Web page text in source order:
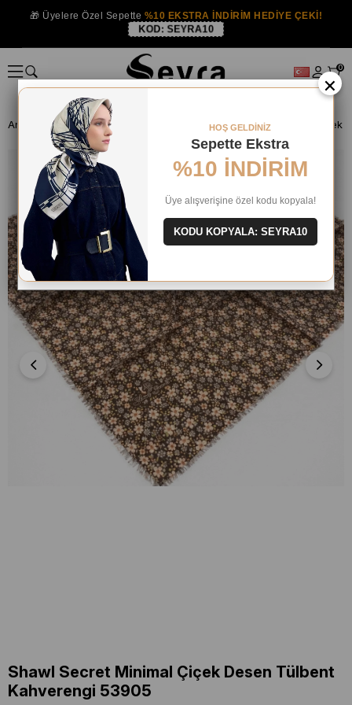
🎁 Üyelere Özel Sepette %10 EKSTRA İNDİRİM HEDİYE ÇEKİ!
KOD: SEYRA10
0
Anasayfa EŞARP Tülbent ve Yazma
Shawl Secret Minimal Çiçek Desen Tülbent
Kahverengi 53905
×
HOŞ GELDİNİZ
Sepette Ekstra
%10 İNDİRİM
Üye alışverişine özel kodu kopyala!
KODU KOPYALA: SEYRA10